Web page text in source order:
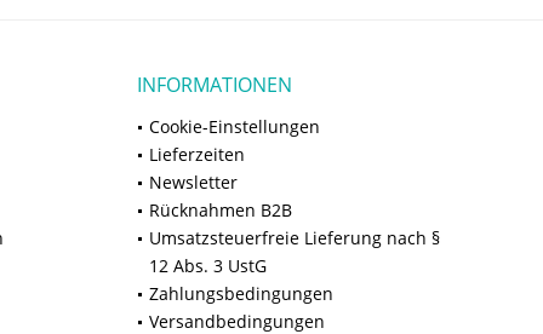
INFORMATIONEN
Cookie-Einstellungen
Lieferzeiten
Newsletter
Rücknahmen B2B
Umsatzsteuerfreie Lieferung nach §
12 Abs. 3 UstG
Zahlungsbedingungen
Versandbedingungen